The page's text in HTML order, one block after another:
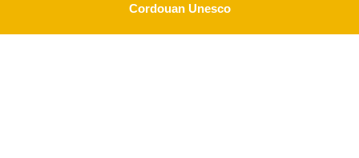
Cordouan Unesco